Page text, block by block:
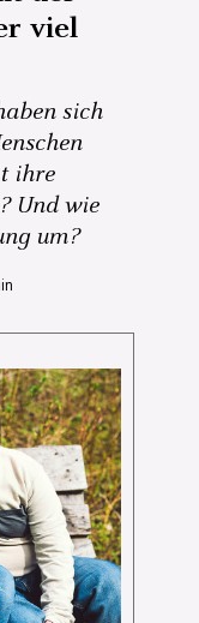
viel
sich
ihre
Und wie
um?